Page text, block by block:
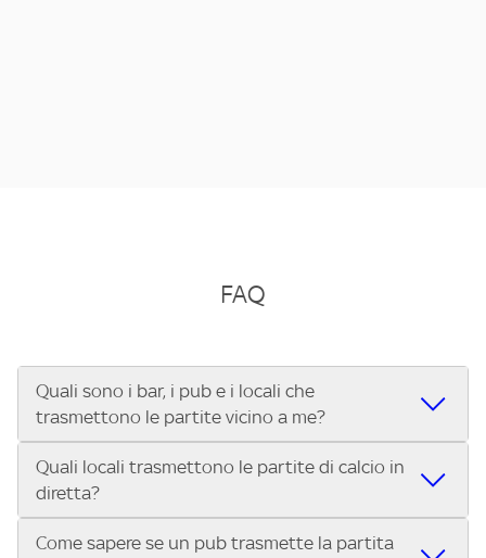
FAQ
Quali sono i bar, i pub e i locali che
trasmettono le partite vicino a me?
Se cerchi un bar, pub, ristorante o locale vicino a te per
vedere le partite di Serie A ENILIVE, la Serie C Sky Wifi, la
UEFA Champions League, la UEFA Europa League, la UEFA
Conference League, il Tennis, la Formula 1®, la MotoGP™ e
Quali locali trasmettono le partite di calcio in
diretta?
Vuoi sapere quali bar, pub o ristoranti mostrano le partite
Come sapere se un pub trasmette la partita